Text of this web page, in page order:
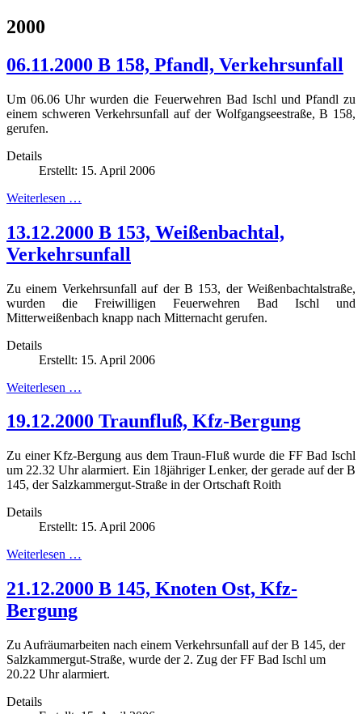
2000
06.11.2000 B 158, Pfandl, Verkehrsunfall
Um 06.06 Uhr wurden die Feuerwehren Bad Ischl und Pfandl zu
einem schweren Verkehrsunfall auf der Wolfgangseestraße, B 158,
gerufen.
Details
Erstellt: 15. April 2006
Weiterlesen …
13.12.2000 B 153, Weißenbachtal,
Verkehrsunfall
Zu einem Verkehrsunfall auf der B 153, der Weißenbachtalstraße,
wurden die Freiwilligen Feuerwehren Bad Ischl und
Mitterweißenbach knapp nach Mitternacht gerufen.
Details
Erstellt: 15. April 2006
Weiterlesen …
19.12.2000 Traunfluß, Kfz-Bergung
Zu einer Kfz-Bergung aus dem Traun-Fluß wurde die FF Bad Ischl
um 22.32 Uhr alarmiert. Ein 18jähriger Lenker, der gerade auf der B
145, der Salzkammergut-Straße in der Ortschaft Roith
Details
Erstellt: 15. April 2006
Weiterlesen …
21.12.2000 B 145, Knoten Ost, Kfz-
Bergung
Zu Aufräumarbeiten nach einem Verkehrsunfall auf der B 145, der
Salzkammergut-Straße, wurde der 2. Zug derFF Bad Ischl um
20.22 Uhr alarmiert.
Details